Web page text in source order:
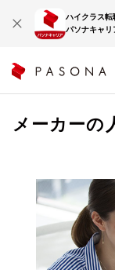
ハイクラス転
パソナキャリ
メーカーの